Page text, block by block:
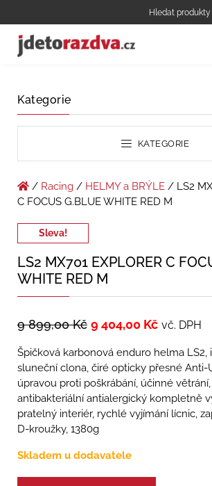
Kategorie
KATEGORIE
/ Racing / HELMY a BRÝLE / LS2
C FOCUS G.BLUE WHITE RED M
Sleva!
LS2 MX701 EXPLORER C
WHITE RED M
9 899,00Kč 9 404,00 Kč vč. DPH
Špičková karbonová enduro helma LS2,
sluneční clona, čiré opticky přesné Anti-
úpravou proti poškrábání, účinné
antibakteriální antialergický kompletně
pratelný interiér, rychlé vyjímání lícnic,
D-kroužky, 1380g
Skladem u dodavatele